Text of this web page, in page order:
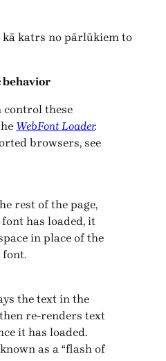
katrs no pārlūkiem to
behavior
control these
WebFont Loader.
browsers, see
rest of the page,
has loaded, it
in place of the
font.
the text in the
re-renders text
it has loaded.
as a “flash of